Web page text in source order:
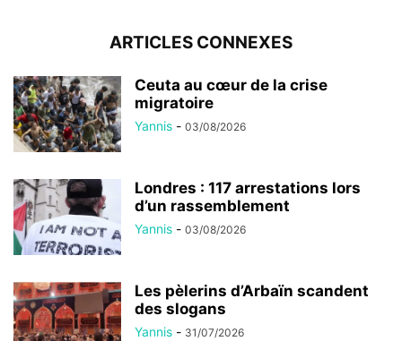
ARTICLES CONNEXES
Ceuta au cœur de la crise
migratoire
Yannis - 03/08/2026
Londres : 117 arrestations lors
d’un rassemblement
Yannis - 03/08/2026
Les pèlerins d’Arbaïn scandent
des slogans
Yannis - 31/07/2026